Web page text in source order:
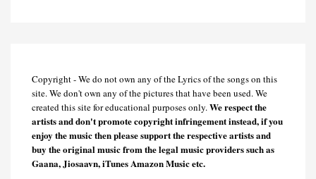
Copyright - We do not own any of the Lyrics of the songs on this
site. We don't own any of the pictures that have been used. We
created this site for educational purposes only.We respect the
artists and don't promote copyright infringement instead, if you
enjoy the music then please support the respective artists and
buy the original music from the legal music providers such as
Gaana, Jiosaavn, iTunes Amazon Music etc.